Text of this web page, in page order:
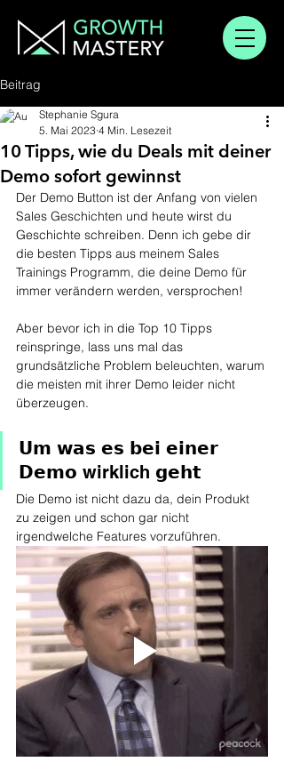
Beitrag
10 Tipps, wie du Deals mit deiner
Demo sofort gewinnst
Stephanie Sgura
5. Mai 2023 4 Min. Lesezeit
Der Demo Button ist der Anfang von vielen
Sales Geschichten und heute wirst du
Geschichte schreiben. Denn ich gebe dir
die besten Tipps aus meinem Sales
Trainings Programm, die deine Demo für
immer verändern werden, versprochen!
Aber bevor ich in die Top 10 Tipps
reinspringe, lass uns mal das
grundsätzliche Problem beleuchten, warum
die meisten mit ihrer Demo leider nicht
überzeugen.
𝗨𝗺 𝘄𝗮𝘀 𝗲𝘀 𝗯𝗲𝗶 𝗲𝗶𝗻𝗲𝗿
𝗗𝗲𝗺𝗼 wirklich 𝗴𝗲𝗵𝘁
Die Demo ist nicht dazu da, dein Produkt
zu zeigen und schon gar nicht
irgendwelche Features vorzuführen.